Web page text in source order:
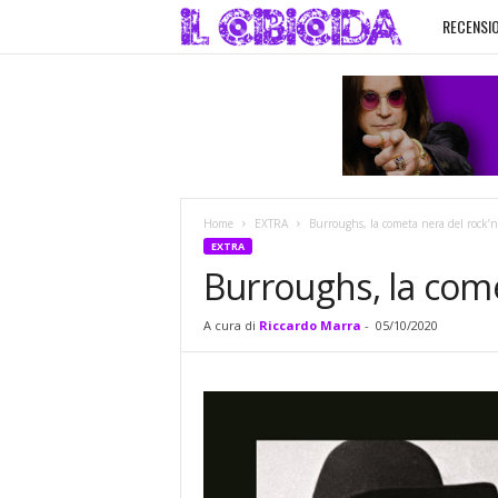
l
C
i
d
Home EXTRA Burroughs, la cometa nera del
EXTRA
Burroughs, la
A cura di Riccardo Marra - 05/10/2020